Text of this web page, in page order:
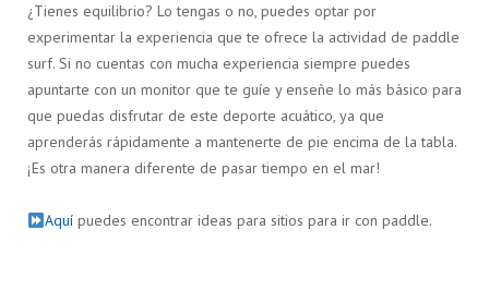
¿Tienes equilibrio? Lo tengas o no, puedes optar por
experimentar la experiencia que te ofrece la actividad de paddle
surf. Si no cuentas con mucha experiencia siempre puedes
apuntarte con un monitor que te guíe y enseñe lo más básico para
que puedas disfrutar de este deporte acuático, ya que
aprenderás rápidamente a mantenerte de pie encima de la tabla.
¡Es otra manera diferente de pasar tiempo en el mar!
Aquípuedes encontrar ideas para sitios para ir con paddle.